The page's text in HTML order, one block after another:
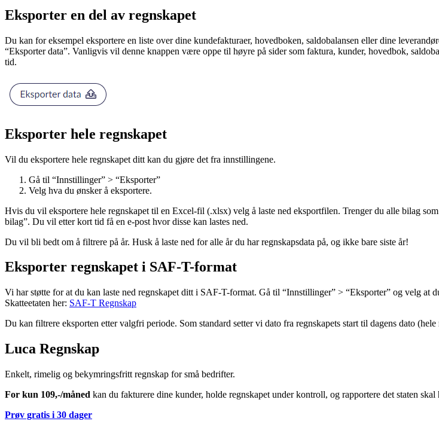
Eksporter en del av regnskapet
Du kan for eksempel eksportere en liste over dine kundefakturaer, hovedboken, saldobalansen eller dine
“Eksporter data”. Vanligvis vil denne knappen være oppe til høyre på sider som faktura, kunder, hovedbok,
tid.
Eksporter hele regnskapet
Vil du eksportere hele regnskapet ditt kan du gjøre det fra innstillingene.
Gå til “Innstillinger” > “Eksporter”
Velg hva du ønsker å eksportere.
Hvis du vil eksportere hele regnskapet til en Excel-fil (.xlsx) velg å laste ned eksportfilen. Trenger du alle bilag
bilag”. Du vil etter kort tid få en e-post hvor disse kan lastes ned.
Du vil bli bedt om å filtrere på år. Husk å laste ned for alle år du har regnskapsdata på, og ikke bare siste år!
Eksporter regnskapet i SAF-T-format
Vi har støtte for at du kan laste ned regnskapet ditt i SAF-T-format. Gå til “Innstillinger” > “Eksporter” og velg
Skatteetaten her: SAF-T Regnskap
Du kan filtrere eksporten etter valgfri periode. Som standard setter vi dato fra regnskapets start til dagens dato (hele
Luca Regnskap
Enkelt, rimelig og bekymringsfritt regnskap for små bedrifter.
For kun 109,-/måned kan du fakturere dine kunder, holde regnskapet under kontroll, og rapportere det staten skal
Prøv gratis i 30 dager